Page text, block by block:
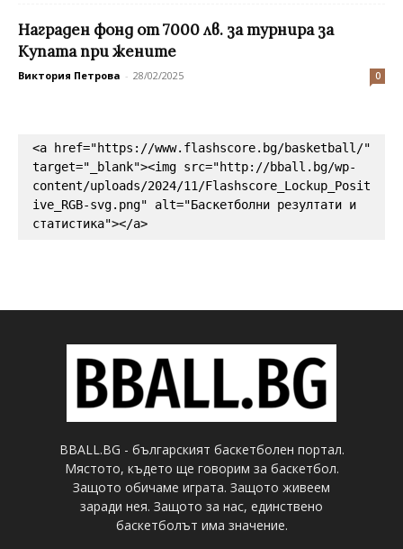
Награден фонд от 7000 лв. за турнира за
Купата при жените
Виктория Петрова - 28/02/2025 0
<a href="https://www.flashscore.bg/basketball/"
target="_blank"><img src="http://bball.bg/wp-
content/uploads/2024/11/Flashscore_Lockup_Posit
ive_RGB-svg.png" alt="Баскетболни резултати и
статистика"></a>
BBALL.BG - българският баскетболен портал.
Мястото, където ще говорим за баскетбол.
Защото обичаме играта. Защото живеем
заради нея. Защото за нас, единствено
баскетболът има значение.